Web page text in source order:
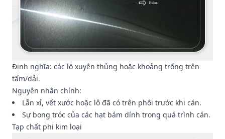
Định nghĩa: các lỗ xuyên thủng hoặc khoảng trống trên
tấm/dải.
Nguyên nhân chính:
Lẫn xỉ, vết xước hoặc lỗ đã có trên phôi trước khi cán.
Sự bong tróc của các hạt bám dính trong quá trình cán.
Tạp chất phi kim loại